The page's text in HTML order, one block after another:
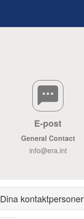
E-post
General Contact
info@era.int
Dina kontaktpersoner